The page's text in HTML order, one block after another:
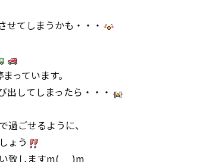
せてしまうかも・・・
っています。
してしまったら・・・
ごせるように、
ょう
致しますm(_ _)m